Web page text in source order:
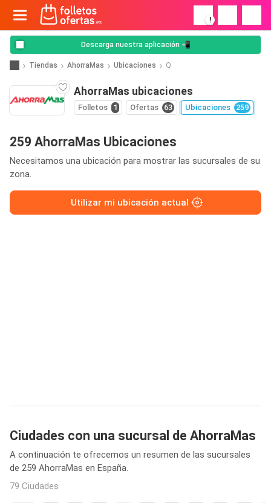
!
Descarga nuestra aplicación 📲
Tiendas AhorraMas Ubicaciones Q
AhorraMas ubicaciones
Folletos 1 Ofertas 63 Ubicaciones 259
259 AhorraMas Ubicaciones
Necesitamos una ubicación para mostrar las sucursales de su
zona.
Utilizar mi ubicación actual
Ciudades con una sucursal de AhorraMas
A continuación te ofrecemos un resumen de las sucursales
de 259 AhorraMas en España.
79 Ciudades